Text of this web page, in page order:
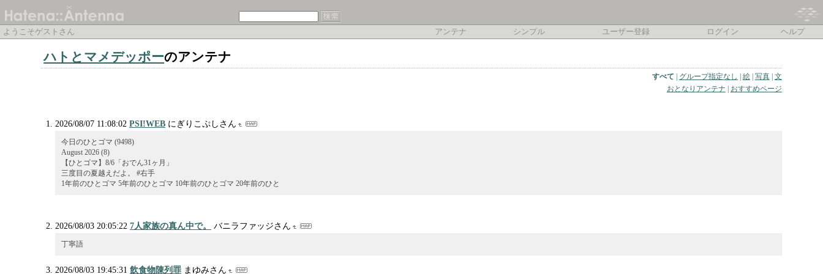
ようこそゲストさん アンテナ シンプル ユーザー登録 ログイン ヘルプ
ハトとマメデッポーのアンテナ
すべて グループ指定なし 絵| 写真| 文
おとなりアンテナ
おすすめページ
2026/08/07 11:08:02 PSI!WEB にぎりこぷしさん
今日のひとゴマ (9498)
August 2026 (8)
【ひとゴマ】8/6「おでん31ヶ月」
三度目の夏越えだよ。 #右手
1年前のひとゴマ 5年前のひとゴマ 10年前のひとゴマ 20年前のひと
2026/08/03 20:05:22 7人家族の真ん中で。 バニラファッジさん
丁寧語
2026/08/03 19:45:31 飲食物陳列罪 まゆみさん